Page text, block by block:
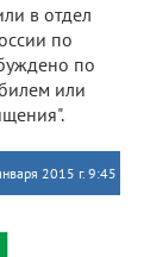
в отдел
по
по
или
2015 г. 9:45